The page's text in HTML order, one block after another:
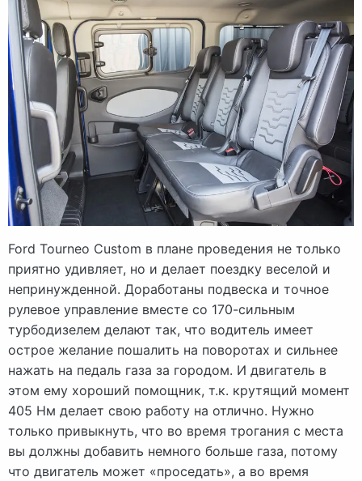
Ford Tourneo Custom в плане проведения не только
приятно удивляет, но и делает поездку веселой и
непринужденной. Доработаны подвеска и точное
рулевое управление вместе со 170-сильным
турбодизелем делают так, что водитель имеет
острое желание пошалить на поворотах и сильнее
нажать на педаль газа за городом. И двигатель в
этом ему хороший помощник, т.к. крутящий момент
405 Нм делает свою работу на отлично. Нужно
только привыкнуть, что во время трогания с места
вы должны добавить немного больше газа, потому
что двигатель может «проседать», а во время